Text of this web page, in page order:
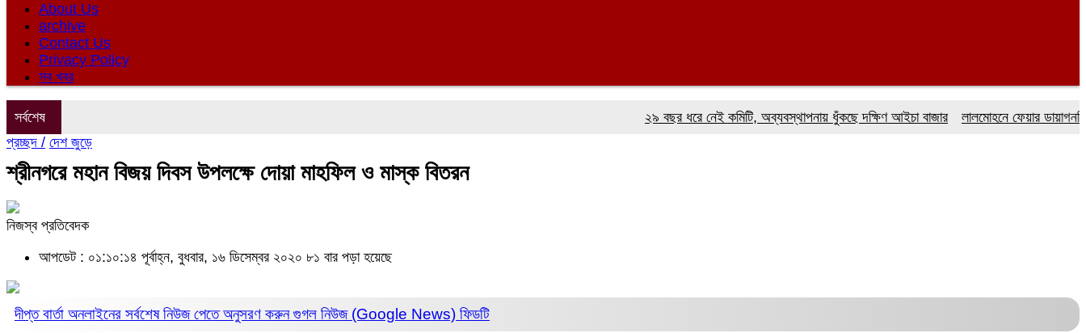
About Us
archive
Contact Us
Privacy Policy
সব খবর
সর্বশেষ ২৯ বছর ধরে নেই কমিটি, অব্যবস্থাপনায় ধুঁকছে দক্ষিণ আইচা বাজার
লালমোহনে ফেয়ার ডায়াগনস্টিক
প্রচ্ছদ / দেশ জুড়ে
শ্রীনগরে মহান বিজয় দিবস উপলক্ষে দোয়া মাহফিল ও মাস্ক বিতরন
নিজস্ব প্রতিবেদক
আপডেট : ০১:১০:১৪ পূর্বাহ্ন, বুধবার, ১৬ ডিসেম্বর ২০২০ ৮১ বার পড়া হয়েছে
দীপ্ত বার্তা অনলাইনের সর্বশেষ নিউজ পেতে অনুসরণ করুনগুগল নিউজ (Google News) ফিডটি